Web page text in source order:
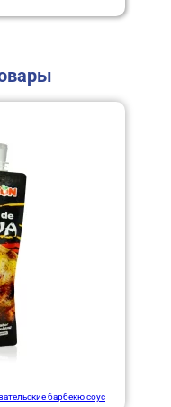
барбекю соус